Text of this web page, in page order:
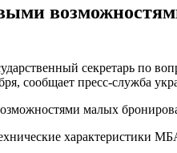
секретарь по
сообщает пресс-служба
малых
характеристики